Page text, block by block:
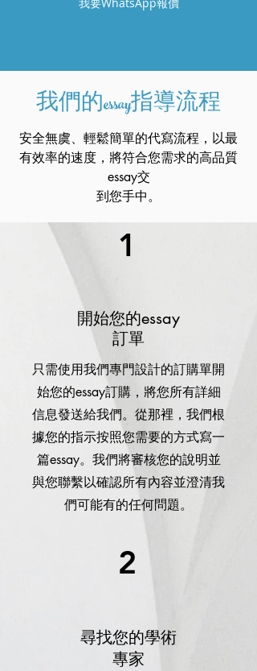
我們的essay指導流程
安全無虞、輕鬆簡單的代寫流程，以最
有效率的速度，將符合您需求的高品質
essay交
到您手中。
1
開始您的essay
訂單
只需使用我們專門設計的訂購單開
始您的essay訂購，將您所有詳細
信息發送給我們。從那裡，我們根
據您的指示按照您需要的方式寫一
篇essay。我們將審核您的說明並
與您聯繫以確認所有內容並澄清我
們可能有的任何問題。
2
尋找您的學術
專家